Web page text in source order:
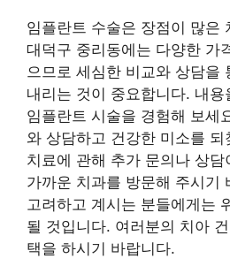
임플란트 수술은 장점이 많은
대덕구 중리동에는 다양한 가
으므로 세심한 비교와 상담을
내리는 것이 중요합니다. 내용
임플란트 시술을 경험해 보세
와 상담하고 건강한 미소를
치료에 관해 추가 문의나 상
가까운 치과를 방문해 주시기
고려하고 계시는 분들에게는
될 것입니다. 여러분의 치아
택을 하시기 바랍니다.